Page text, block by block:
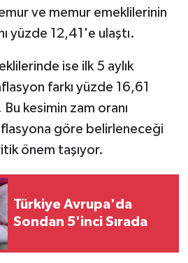
ve memur emeklilerinin
yüzde 12,41'e ulaştı.
ise ilk 5 aylık
farkı yüzde 16,61
kesimin zam oranı
göre belirleneceği
önem taşıyor.
Türkiye Avrupa'da
Sondan 5'inci Sırada